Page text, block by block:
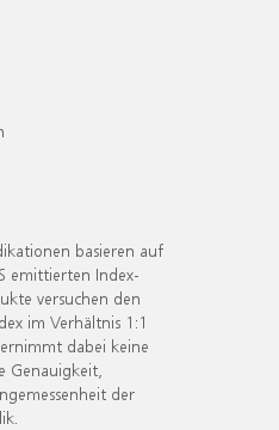
basieren auf
emittierten Index-
versuchen den
im Verhältnis 1:1
dabei keine
Genauigkeit,
der